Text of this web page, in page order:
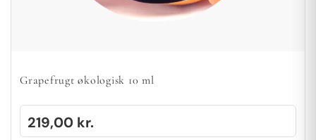
Grapefrugt økologisk 10 ml
219,00 kr.